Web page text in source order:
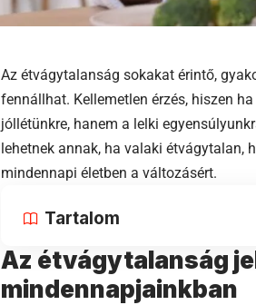
Az étvágytalanság sokakat érintő,
fennállhat. Kellemetlen érzés, hiszen
jóllétünkre, hanem a lelki
lehetnek annak, ha valaki étvágytalan,
mindennapi életben a változásért.
Tartalom
Az étvágytalanság
mindennapjainkban